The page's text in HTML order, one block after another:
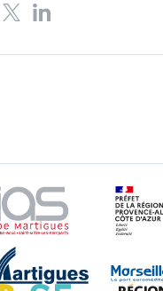
sur Facebook
Partager sur XPartager sur LinkedIn
CIAS